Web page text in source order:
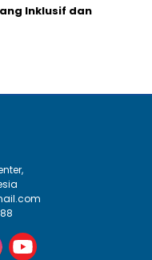
Inklusif dan